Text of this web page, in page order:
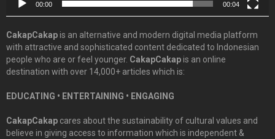
00:00 00:04
CakapCakapis an alternative and modern digital media platform
with attractive and sophisticated content dedicated to Indonesian
people who are or feel younger. CakapCakapis an online
destination with over 14,000+ articles which is:
EDUCATING • ENTERTAINING • ENGAGING
CakapCakap cares about the sustainability of cultural values and
believe in giving access to information which is independent &